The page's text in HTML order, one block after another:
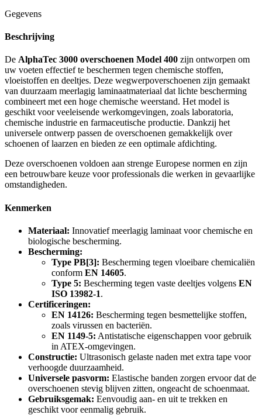
Gegevens
Beschrijving
De AlphaTec 3000 overschoenen Model 400 zijn ontworpen om
uw voeten effectief te beschermen tegen chemische stoffen,
vloeistoffen en deeltjes. Deze wegwerpoverschoenen zijn gemaakt
van duurzaam meerlagig laminaatmateriaal dat lichte bescherming
combineert met een hoge chemische weerstand. Het model is
geschikt voor veeleisende werkomgevingen, zoals laboratoria,
chemische industrie en farmaceutische productie. Dankzij het
universele ontwerp passen de overschoenen gemakkelijk over
schoenen of laarzen en bieden ze een optimale afdichting.
Deze overschoenen voldoen aan strenge Europese normen en zijn
een betrouwbare keuze voor professionals die werken in gevaarlijke
omstandigheden.
Kenmerken
Materiaal: Innovatief meerlagig laminaat voor chemische en
biologische bescherming.
Bescherming:
Type PB[3]: Bescherming tegen vloeibare chemicaliën
conform EN 14605.
Type 5: Bescherming tegen vaste deeltjes volgens EN
ISO 13982-1.
Certificeringen:
EN 14126: Bescherming tegen besmettelijke stoffen,
zoals virussen en bacteriën.
EN 1149-5: Antistatische eigenschappen voor gebruik
in ATEX-omgevingen.
Constructie: Ultrasonisch gelaste naden met extra tape voor
verhoogde duurzaamheid.
Universele pasvorm: Elastische banden zorgen ervoor dat de
overschoenen stevig blijven zitten, ongeacht de schoenmaat.
Gebruiksgemak: Eenvoudig aan- en uit te trekken en
geschikt voor eenmalig gebruik.